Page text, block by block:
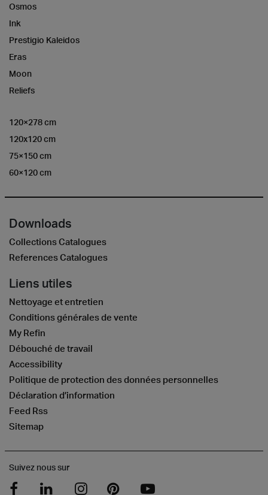
Osmos
Ink
Prestigio Kaleidos
Eras
Moon
Reliefs
120×278 cm
120x120 cm
75×150 cm
60×120 cm
Downloads
Collections Catalogues
References Catalogues
Liens utiles
Nettoyage et entretien
Conditions générales de vente
My Refin
Débouché de travail
Accessibility
Politique de protection des données personnelles
Déclaration d’information
Feed Rss
Sitemap
Suivez nous sur